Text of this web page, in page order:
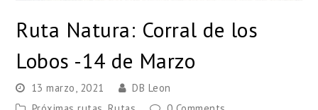
Ruta Natura: Corral de los
Lobos -14 de Marzo
13 marzo, 2021
DB Leon